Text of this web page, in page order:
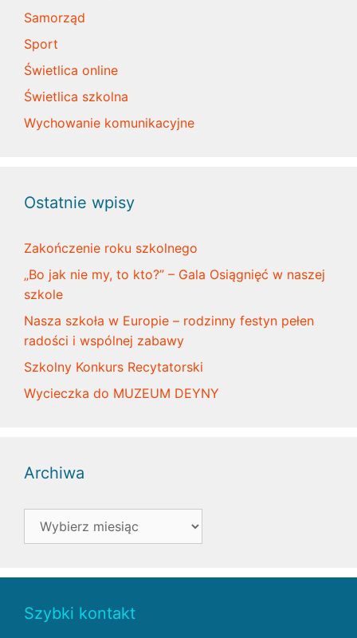
Samorząd
Sport
Świetlica online
Świetlica szkolna
Wychowanie komunikacyjne
Ostatnie wpisy
Zakończenie roku szkolnego
„Bo jak nie my, to kto?” – Gala Osiągnięć w naszej
szkole
Nasza szkoła w Europie – rodzinny festyn pełen
radości i wspólnej zabawy
Szkolny Konkurs Recytatorski
Wycieczka do MUZEUM DEYNY
Archiwa
Archiwa
Szybki kontakt